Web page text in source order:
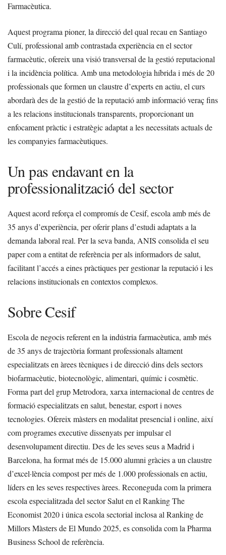
Farmacèutica.
Aquest programa pioner, la direcció del qual recau en Santiago
Culí, professional amb contrastada experiència en el sector
farmacèutic, ofereix una visió transversal de la gestió reputacional
i la incidència política. Amb una metodologia híbrida i més de 20
professionals que formen un claustre d’experts en actiu, el curs
abordarà des de la gestió de la reputació amb informació veraç fins
a les relacions institucionals transparents, proporcionant un
enfocament pràctic i estratègic adaptat a les necessitats actuals de
les companyies farmacèutiques.
Un pas endavant en la
professionalització del sector
Aquest acord reforça el compromís de Cesif, escola amb més de
35 anys d’experiència, per oferir plans d’estudi adaptats a la
demanda laboral real. Per la seva banda, ANIS consolida el seu
paper com a entitat de referència per als informadors de salut,
facilitant l’accés a eines pràctiques per gestionar la reputació i les
relacions institucionals en contextos complexos.
Sobre Cesif
Escola de negocis referent en la indústria farmacèutica, amb més
de 35 anys de trajectòria formant professionals altament
especialitzats en àrees tècniques i de direcció dins dels sectors
biofarmacèutic, biotecnològic, alimentari, químic i cosmètic.
Forma part del grup Metrodora, xarxa internacional de centres de
formació especialitzats en salut, benestar, esport i noves
tecnologies. Ofereix màsters en modalitat presencial i online, així
com programes executive dissenyats per impulsar el
desenvolupament directiu. Des de les seves seus a Madrid i
Barcelona, ha format més de 15.000 alumni gràcies a un claustre
d’excel·lència compost per més de 1.000 professionals en actiu,
líders en les seves respectives àrees. Reconeguda com la primera
escola especialitzada del sector Salut en el Ranking The
Economist 2020 i única escola sectorial inclosa al Ranking de
Millors Màsters de El Mundo 2025, es consolida com la Pharma
Business School de referència.